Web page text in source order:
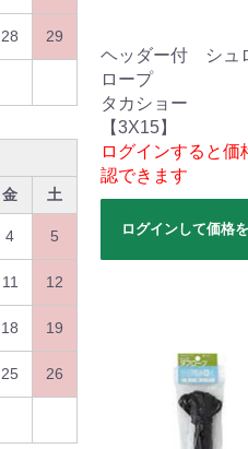
28 29
金 土
4 5
11 12
18 19
25 26
ヘッダー付 シュ
ロープ
タカショー
【3X15】
ログインすると価
認できます
ログインして価格